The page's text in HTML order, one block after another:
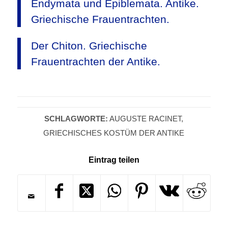
Endymata und Epiblemata. Antike.
Griechische Frauentrachten.
Der Chiton. Griechische
Frauentrachten der Antike.
SCHLAGWORTE: AUGUSTE RACINET,
GRIECHISCHES KOSTÜM DER ANTIKE
Eintrag teilen